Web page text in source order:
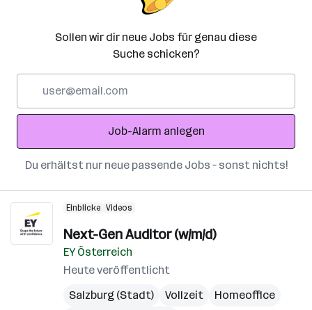
Sollen wir dir neue Jobs für genau diese
Suche schicken?
Adresse
Job-Alarm anlegen
Du erhältst nur neue passende Jobs – sonst nichts!
Einblicke Videos
Next-Gen Auditor (w/m/d)
EY Österreich
Heute veröffentlicht
Salzburg (Stadt)
Vollzeit
Homeoffice